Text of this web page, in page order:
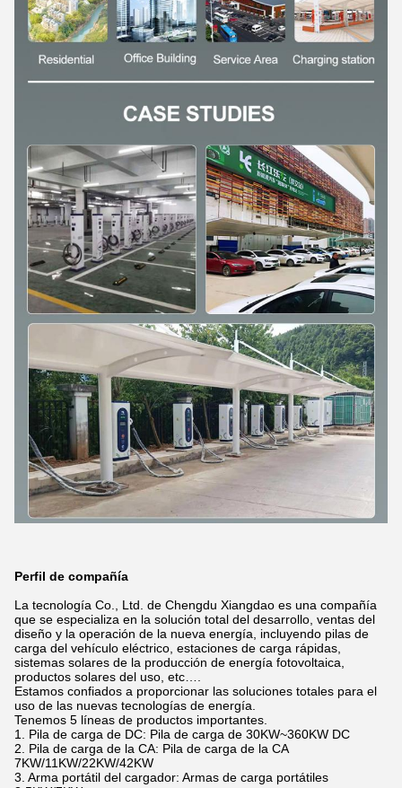
Perfil de compañía
La tecnología Co., Ltd. de Chengdu Xiangdao es una compañía
que se especializa en la solución total del desarrollo, ventas del
diseño y la operación de la nueva energía, incluyendo pilas de
carga del vehículo eléctrico, estaciones de carga rápidas,
sistemas solares de la producción de energía fotovoltaica,
productos solares del uso, etc….
Estamos confiados a proporcionar las soluciones totales para el
uso de las nuevas tecnologías de energía.
Tenemos 5 líneas de productos importantes.
1. Pila de carga de DC: Pila de carga de 30KW~360KW DC
2. Pila de carga de la CA: Pila de carga de la CA
7KW/11KW/22KW/42KW
3. Arma portátil del cargador: Armas de carga portátiles